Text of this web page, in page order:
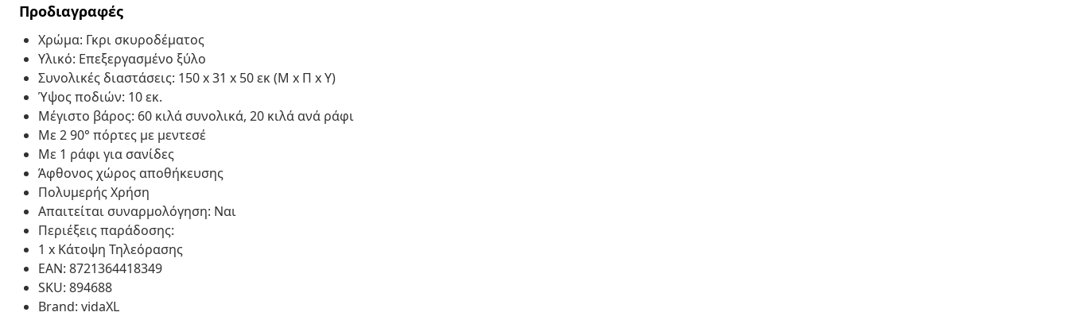
Προδιαγραφές
Χρώμα: Γκρι σκυροδέματος
Υλικό: Επεξεργασμένο ξύλο
Συνολικές διαστάσεις: 150 x 31 x 50 εκ (Μ x Π x Υ)
Ύψος ποδιών: 10 εκ.
Μέγιστο βάρος: 60 κιλά συνολικά, 20 κιλά ανά ράφι
Με 2 90° πόρτες με μεντεσέ
Με 1 ράφι για σανίδες
Άφθονος χώρος αποθήκευσης
Πολυμερής Χρήση
Απαιτείται συναρμολόγηση: Ναι
Περιέξεις παράδοσης:
1 x Κάτοψη Τηλεόρασης
EAN: 8721364418349
SKU: 894688
Brand: vidaXL